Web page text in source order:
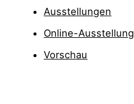
Ausstellungen
Online-Ausstellung
Vorschau